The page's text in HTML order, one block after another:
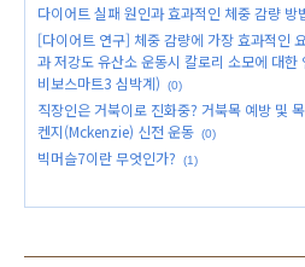
다이어트 실패 원인과 효과적인 체중 감량 방
[다이어트 연구] 체중 감량에 가장 효과적인
과 저강도 유산소 운동시 칼로리 소모에 대한
비보스마트3 심박계)
(0)
직장인은 거북이로 진화중? 거북목 예방 및
켄지(Mckenzie) 신전 운동 (0)
빅머슬7이란 무엇인가? (1)